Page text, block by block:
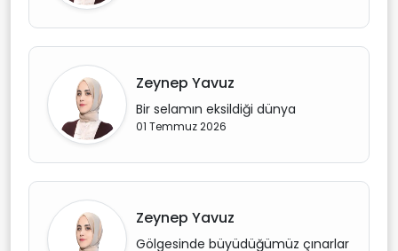
Zeynep Yavuz
Bir selamın eksildiği dünya
01 Temmuz 2026
Zeynep Yavuz
Gölgesinde büyüdüğümüz çınarlar